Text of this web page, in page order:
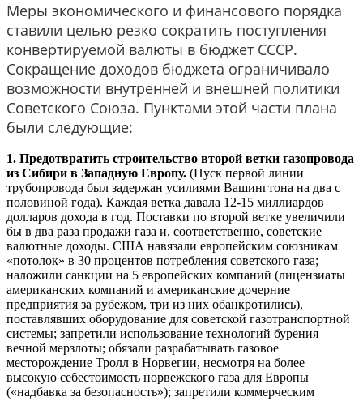
Меры экономического и финансового порядка
ставили целью резко сократить поступления
конвертируемой валюты в бюджет СССР.
Сокращение доходов бюджета ограничивало
возможности внутренней и внешней политики
Советского Союза. Пунктами этой части плана
были следующие:
1. Предотвратить строительство второй ветки газопровода
из Сибири в Западную Европу. (Пуск первой линии
трубопровода был задержан усилиями Вашингтона на два с
половиной года). Каждая ветка давала 12-15 миллиардов
долларов дохода в год. Поставки по второй ветке увеличили
бы в два раза продажи газа и, соответственно, советские
валютные доходы. США навязали европейским союзникам
«потолок» в 30 процентов потребления советского газа;
наложили санкции на 5 европейских компаний (лицензиаты
американских компаний и американские дочерние
предприятия за рубежом, три из них обанкротились),
поставлявших оборудование для советской газотранспортной
системы; запретили использование технологий бурения
вечной мерзлоты; обязали разрабатывать газовое
месторождение Тролл в Норвегии, несмотря на более
высокую себестоимость норвежского газа для Европы
(«надбавка за безопасность»); запретили коммерческим